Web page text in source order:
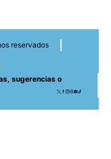
reservados
sugerencias o